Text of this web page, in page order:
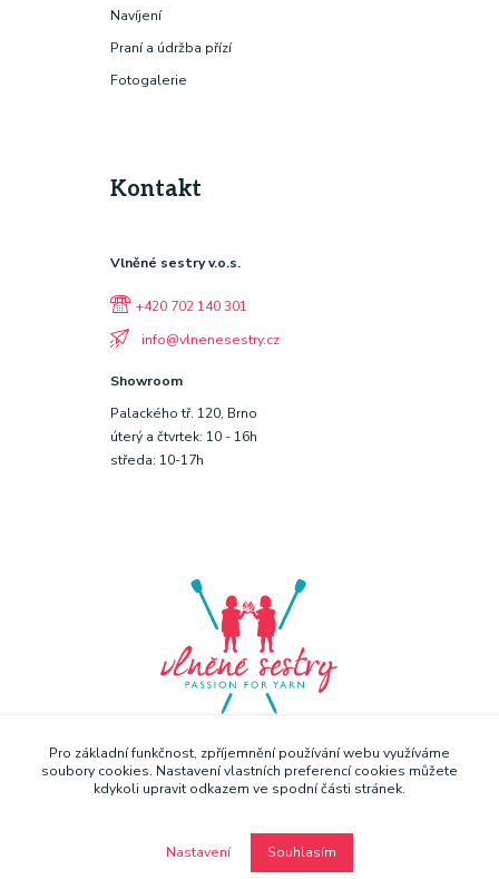
Navíjení
Praní a údržba přízí
Fotogalerie
Kontakt
Vlněné sestry v.o.s.
+420 702 140 301
info@vlnenesestry.cz
Showroom
Palackého tř. 120, Brno
úterý a čtvrtek: 10 - 16h
středa: 10-17h
Pro základní funkčnost, zpříjemnění používání webu využíváme
soubory cookies. Nastavení vlastních preferencí cookies můžete
kdykoli upravit odkazem ve spodní části stránek.
Nastavení Souhlasím